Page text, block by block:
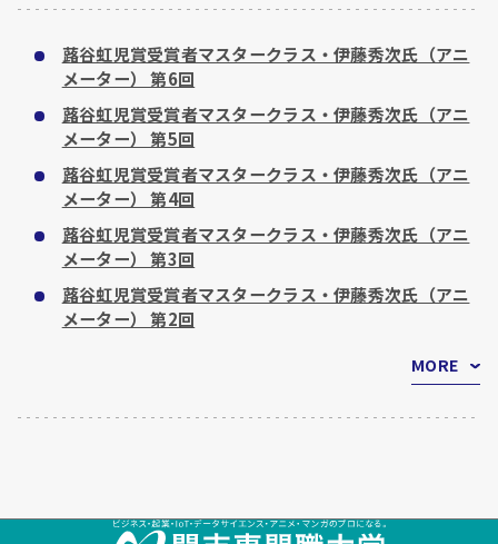
蕗谷虹児賞受賞者マスタークラス・伊藤秀次氏（アニ
メーター） 第6回
蕗谷虹児賞受賞者マスタークラス・伊藤秀次氏（アニ
メーター） 第5回
蕗谷虹児賞受賞者マスタークラス・伊藤秀次氏（アニ
メーター） 第4回
蕗谷虹児賞受賞者マスタークラス・伊藤秀次氏（アニ
メーター） 第3回
蕗谷虹児賞受賞者マスタークラス・伊藤秀次氏（アニ
メーター） 第2回
MORE